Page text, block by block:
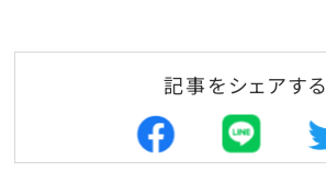
記事をシェアする